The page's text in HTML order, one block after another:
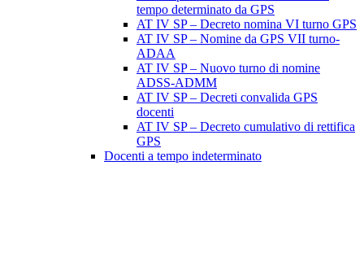
tempo determinato da GPS
AT IV SP – Decreto nomina VI turno GPS
AT IV SP – Nomine da GPS VII turno-
ADAA
AT IV SP – Nuovo turno di nomine
ADSS-ADMM
AT IV SP – Decreti convalida GPS
docenti
AT IV SP – Decreto cumulativo di rettifica
GPS
Docenti a tempo indeterminato